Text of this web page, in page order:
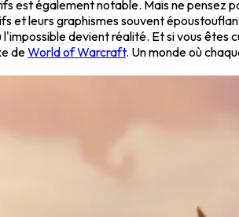
est également notable. Mais ne pensez
et leurs graphismes souvent
devient réalité. Et si vous êtes
deWorld of Warcraft. Un monde où